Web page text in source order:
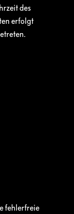
des
erfolgt
fehlerfreie